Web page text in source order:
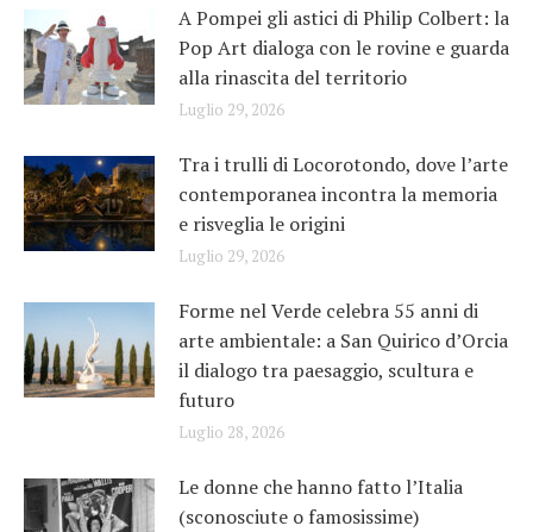
A Pompei gli astici di Philip Colbert: la
Pop Art dialoga con le rovine e guarda
alla rinascita del territorio
Luglio 29, 2026
Tra i trulli di Locorotondo, dove l’arte
contemporanea incontra la memoria
e risveglia le origini
Luglio 29, 2026
Forme nel Verde celebra 55 anni di
arte ambientale: a San Quirico d’Orcia
il dialogo tra paesaggio, scultura e
futuro
Luglio 28, 2026
Le donne che hanno fatto l’Italia
(sconosciute o famosissime)